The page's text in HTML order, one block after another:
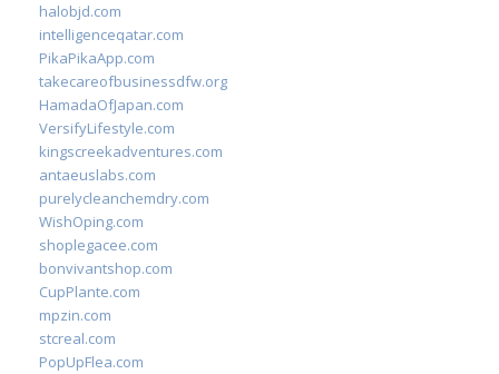
halobjd.com
intelligenceqatar.com
PikaPikaApp.com
takecareofbusinessdfw.org
HamadaOfJapan.com
VersifyLifestyle.com
kingscreekadventures.com
antaeuslabs.com
purelycleanchemdry.com
WishOping.com
shoplegacee.com
bonvivantshop.com
CupPlante.com
mpzin.com
stcreal.com
PopUpFlea.com